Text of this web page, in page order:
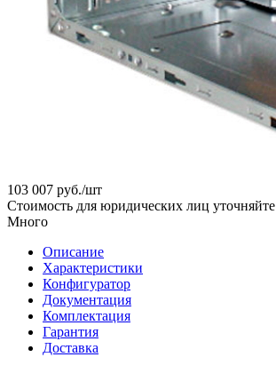
103 007 руб./шт
Стоимость для юридических лиц уточняйте
Много
Описание
Характеристики
Конфигуратор
Документация
Комплектация
Гарантия
Доставка